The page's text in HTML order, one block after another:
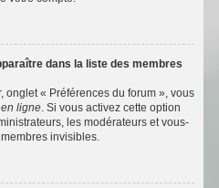
dans la liste des membres
onglet « Préférences du forum », vous
ligne. Si vous activez cette option
les modérateurs et vous-
invisibles.